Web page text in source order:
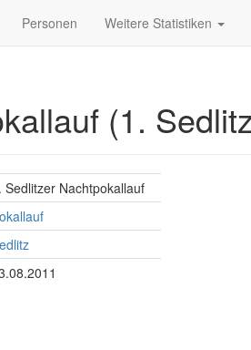
Personen Weitere Statistiken
(1.
Sedlitzer Nachtpokallauf